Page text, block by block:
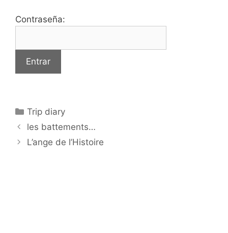
Contraseña:
Categorías
Trip diary
les battements…
L’ange de l’Histoire